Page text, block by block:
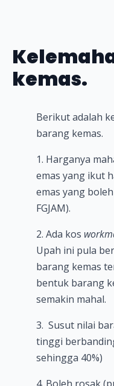
kemas.
Berikut adalah
barang kemas.
1. Harganya
emas yang ikut
emas yang
FGJAM).
2. Ada kos
Upah ini pula
barang kemas
bentuk barang
semakin mahal.
3. Susut nilai
tinggi
sehingga 40%)